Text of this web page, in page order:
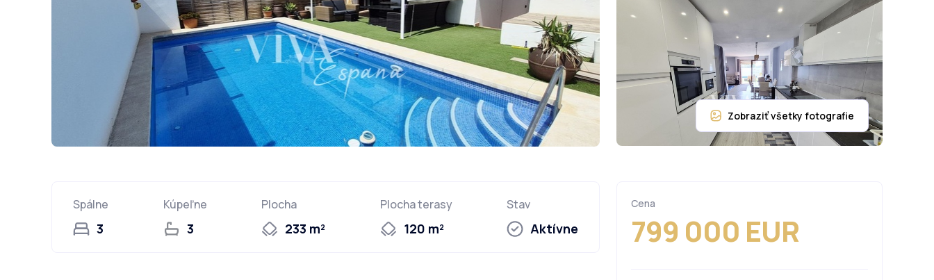
Spálne
3
Kúpeľne
3
Plocha
233 m²
Plocha terasy
120 m²
Stav
Aktívne
Cena
799 000 EUR